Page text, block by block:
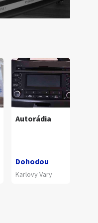
Autorádia
Dohodou
Karlovy Vary